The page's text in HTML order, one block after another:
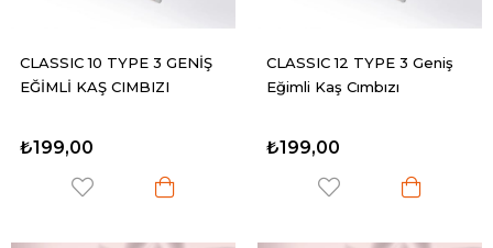
CLASSIC 10 TYPE 3 GENİŞ
EĞİMLİ KAŞ CIMBIZI
₺199,00
CLASSIC 12 TYPE 3 Geniş
Eğimli Kaş Cımbızı
₺199,00